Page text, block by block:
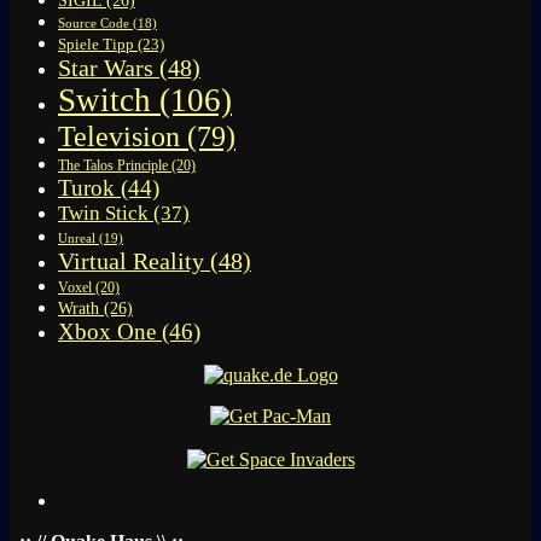
Source Code (18)
Spiele Tipp (23)
Star Wars (48)
Switch (106)
Television (79)
The Talos Principle (20)
Turok (44)
Twin Stick (37)
Unreal (19)
Virtual Reality (48)
Voxel (20)
Wrath (26)
Xbox One (46)